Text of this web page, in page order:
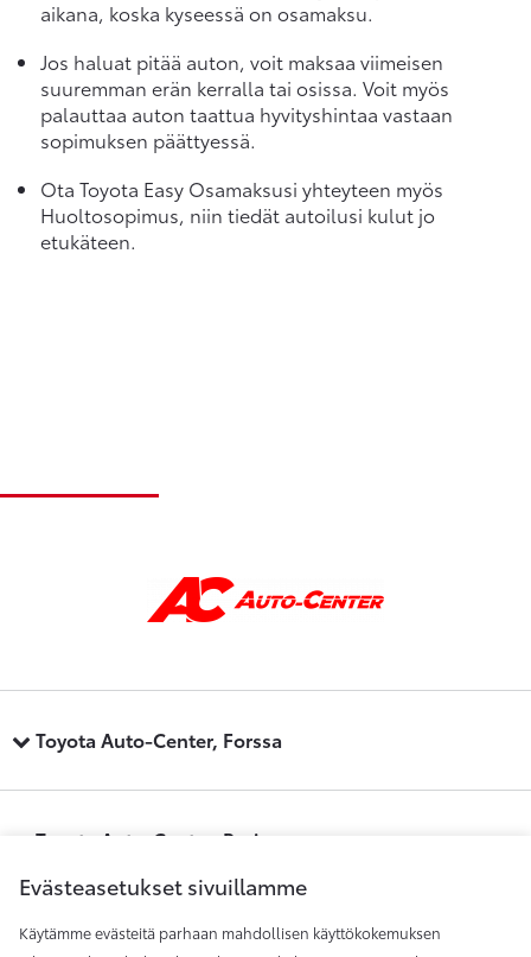
aikana, koska kyseessä on osamaksu.
Jos haluat pitää auton, voit maksaa viimeisen
suuremman erän kerralla tai osissa. Voit myös
palauttaa auton taattua hyvityshintaa vastaan
sopimuksen päättyessä.
Ota Toyota Easy Osamaksusi yhteyteen myös
Huoltosopimus, niin tiedät autoilusi kulut jo
etukäteen.
Toyota Auto-Center, Forssa
Toyota Auto-Center, Pori
Toyota Auto-Center, Raisio
Evästeasetukset sivuillamme
Käytämme evästeitä parhaan mahdollisen käyttökokemuksen